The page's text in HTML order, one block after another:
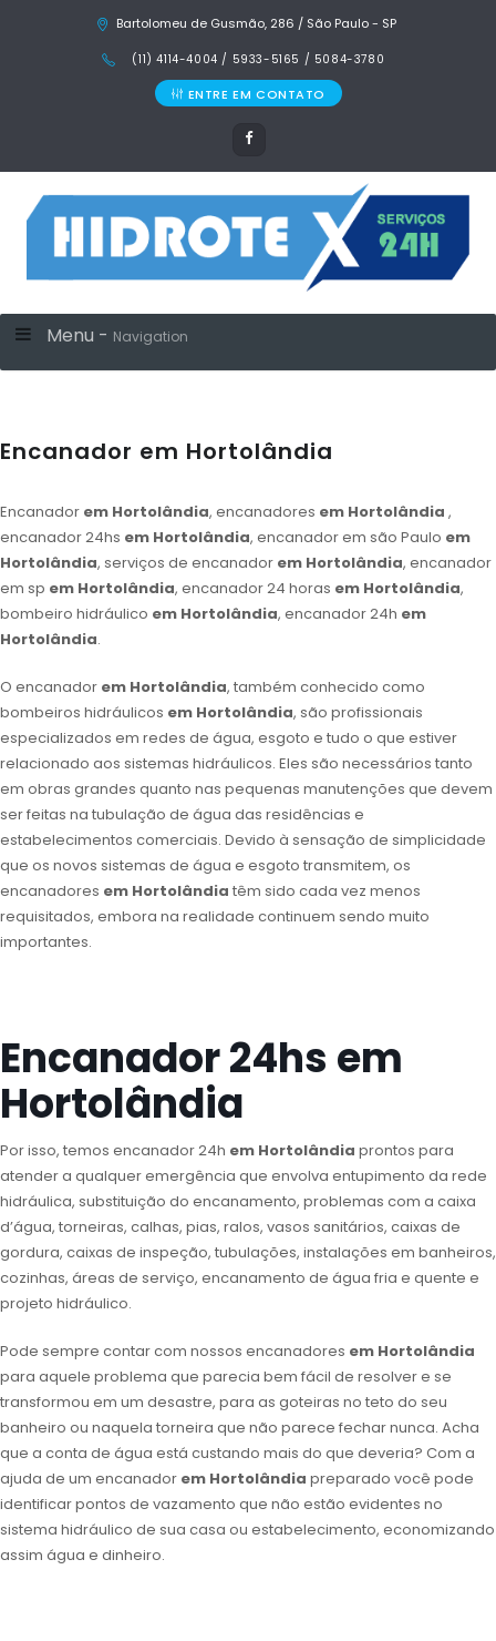
Bartolomeu de Gusmão, 286 / São Paulo - SP
(11) 4114-4004 / 5933-5165 / 5084-3780
ENTRE EM CONTATO
Menu - Navigation
Encanador em Hortolândia
Encanador em Hortolândia, encanadores em Hortolândia ,
encanador 24hs em Hortolândia, encanador em são Paulo em
Hortolândia, serviços de encanador em Hortolândia, encanador
em sp em Hortolândia, encanador 24 horas em Hortolândia,
bombeiro hidráulico em Hortolândia, encanador 24h em
Hortolândia.
O encanador em Hortolândia, também conhecido como
bombeiros hidráulicos em Hortolândia, são profissionais
especializados em redes de água, esgoto e tudo o que estiver
relacionado aos sistemas hidráulicos. Eles são necessários tanto
em obras grandes quanto nas pequenas manutenções que devem
ser feitas na tubulação de água das residências e
estabelecimentos comerciais. Devido à sensação de simplicidade
que os novos sistemas de água e esgoto transmitem, os
encanadores em Hortolândia têm sido cada vez menos
requisitados, embora na realidade continuem sendo muito
importantes.
Encanador 24hs em
Hortolândia
Por isso, temos encanador 24h em Hortolândia prontos para
atender a qualquer emergência que envolva entupimento da rede
hidráulica, substituição do encanamento, problemas com a caixa
d’água, torneiras, calhas, pias, ralos, vasos sanitários, caixas de
gordura, caixas de inspeção, tubulações, instalações em banheiros,
cozinhas, áreas de serviço, encanamento de água fria e quente e
projeto hidráulico.
Pode sempre contar com nossos encanadores em Hortolândia
para aquele problema que parecia bem fácil de resolver e se
transformou em um desastre, para as goteiras no teto do seu
banheiro ou naquela torneira que não parece fechar nunca. Acha
que a conta de água está custando mais do que deveria? Com a
ajuda de um encanador em Hortolândia preparado você pode
identificar pontos de vazamento que não estão evidentes no
sistema hidráulico de sua casa ou estabelecimento, economizando
assim água e dinheiro.